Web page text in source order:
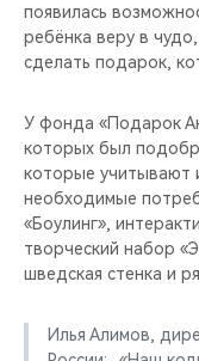
появилась
ребёнка веру в
сделать подарок,
У фонда «Подарок
которых был
которые учитывают
необходимые
«Боулинг»,
творческий набор
шведская стенка и
Илья Алимов,